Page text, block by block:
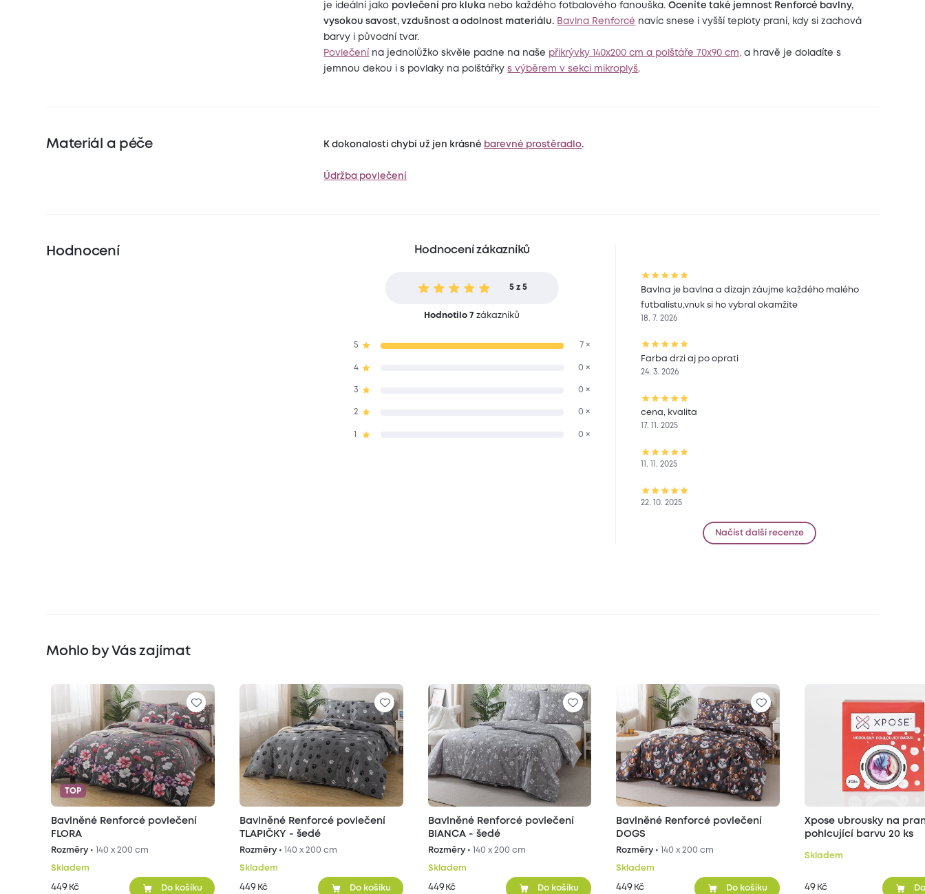
je ideální jako povlečení pro kluka nebo každého fotbalového fanouška.Oceníte také jemnost Renforcé bavlny,
vysokou savost, vzdušnost a odolnost materiálu. Bavlna Renforcé navíc snese i vyšší teploty praní, kdy si zachová
barvy i původní tvar.
Povlečení na jednolůžko skvěle padne na naše přikrývky 140x200 cm a polštáře 70x90 cm, a hravě je doladíte s
jemnou dekou i s povlaky na polštářkys výběrem v sekci mikroplyš.
Materiál a péče K dokonalosti chybí už jen krásné barevné prostěradlo.
Údržba povlečení
Hodnocení Hodnocení zákazníků
5 z 5
Hodnotilo 7 zákazníků
5 7 ×
4 0 ×
3 0 ×
2 0 ×
0 ×
Bavlna je bavlna a dizajn záujme každého malého
futbalistu,vnuk si ho vybral okamžite
18. 7. 2026
Farba drzi aj po oprati
24. 3. 2026
cena, kvalita
17. 11. 2025
11. 11. 2025
22. 10. 2025
Načíst další recenze
Mohlo by Vás zajímat
TOP
Bavlněné Renforcé povlečení
FLORA
Rozměry • 140 x 200 cm
Skladem
449 Kč Do košíku
Bavlněné Renforcé povlečení
TLAPIČKY - šedé
Rozměry • 140 x 200 cm
Skladem
449 Kč Do košíku
Bavlněné Renforcé povlečení
BIANCA - šedé
Rozměry • 140 x 200 cm
Skladem
449 Kč Do košíku
Bavlněné Renforcé povlečení
DOGS
Rozměry • 140 x 200 cm
Skladem
449 Kč Do košíku
Xpose ubrousky na
pohlcující barvu 20 ks
Skladem
49 Kč